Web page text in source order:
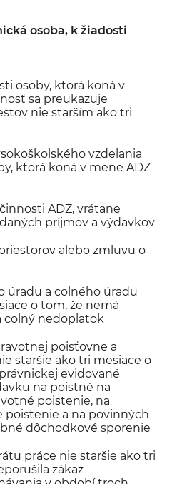
osoba, k žiadosti
osoby, ktorá koná v
sa preukazuje
nie starším ako tri
vzdelania
ktorá koná v mene ADZ
ADZ, vrátane
príjmov a výdavkov
alebo zmluvu o
úradu a colného úradu
o tom, že nemá
colný nedoplatok
poisťovne a
staršie ako tri mesiace o
evidované
na poistné na
poistenie, na
poistenie a na povinných
dôchodkové sporenie
práce nie staršie ako tri
zákaz